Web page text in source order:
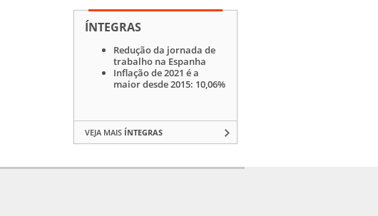
ÍNTEGRAS
Redução da jornada de
trabalho na Espanha
Inflação de 2021 é a
maior desde 2015: 10,06%
VEJA MAIS ÍNTEGRAS